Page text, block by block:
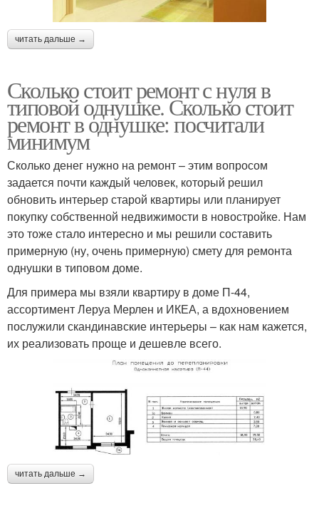
читать дальше →
Сколько стоит ремонт с нуля в
типовой однушке. Сколько стоит
ремонт в однушке: посчитали
минимум
Сколько денег нужно на ремонт – этим вопросом
задается почти каждый человек, который решил
обновить интерьер старой квартиры или планирует
покупку собственной недвижимости в новостройке. Нам
это тоже стало интересно и мы решили составить
примерную (ну, очень примерную) смету для ремонта
однушки в типовом доме.
Для примера мы взяли квартиру в доме П-44,
ассортимент Леруа Мерлен и ИКЕА, а вдохновением
послужили скандинавские интерьеры – как нам кажется,
их реализовать проще и дешевле всего.
читать дальше →